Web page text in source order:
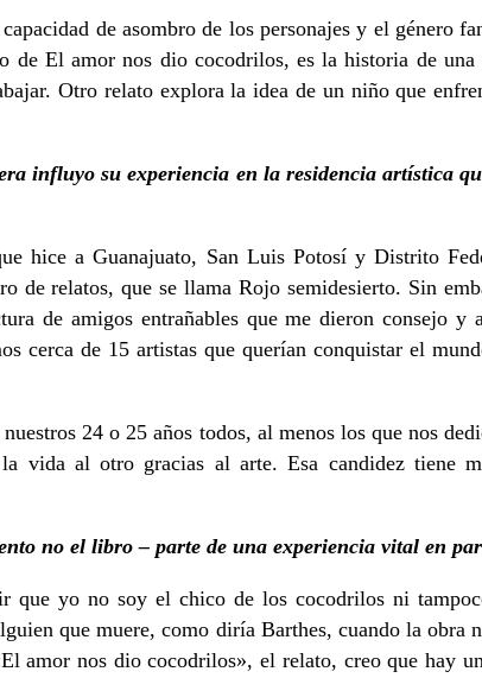
de asombro de los personajes y el género
de El amor nos dio cocodrilos, es la historia de
Otro relato explora la idea de un niño que
influyo su experiencia en la residencia artística
hice a Guanajuato, San Luis Potosí y Distrito
de relatos, que se llama Rojo semidesierto. Sin
de amigos entrañables que me dieron consejo
cerca de 15 artistas que querían conquistar el
24 o 25 años todos, al menos los que nos
la vida al otro gracias al arte. Esa candidez
no el libro – parte de una experiencia vital en
que yo no soy el chico de los cocodrilos ni
que muere, como diría Barthes, cuando la obra
amor nos dio cocodrilos», el relato, creo que hay